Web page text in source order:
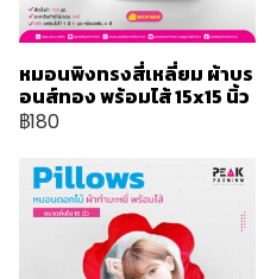
หมอนพิงทรงสี่เหลี่ยม ผ้าบร
อนส์ทอง พร้อมไส้ 15x15 นิ้ว
฿180